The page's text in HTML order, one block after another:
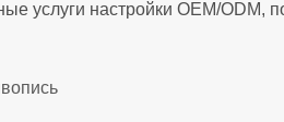
услуги настройки OEM/ODM,